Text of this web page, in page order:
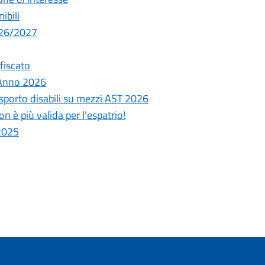
2027
2026
disabili su mezzi AST 2026
è più valida per l’espatrio!